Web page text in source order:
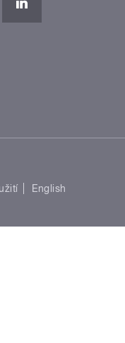
English